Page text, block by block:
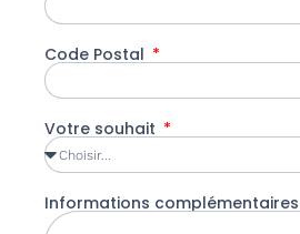
Code Postal
Votre souhait
Informations complémentaires